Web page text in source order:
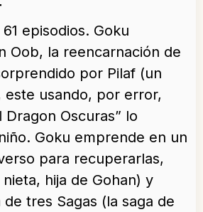
episodios. Goku
Oob, la reencarnación de
por Pilaf (un
este usando, por error,
Dragon Oscuras” lo
Goku emprende en un
para recuperarlas,
hija de Gohan) y
tres Sagas (la saga de